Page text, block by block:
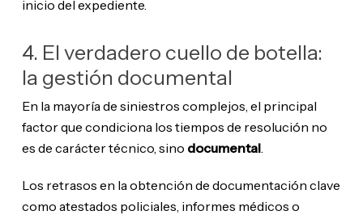
inicio del expediente.
4. El verdadero cuello de botella:
la gestión documental
En la mayoría de siniestros complejos, el principal
factor que condiciona los tiempos de resolución no
es de carácter técnico, sino documental.
Los retrasos en la obtención de documentación clave
como atestados policiales, informes médicos o